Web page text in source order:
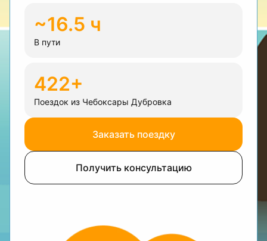
~16.5 ч
В пути
422+
Поездок из Чебоксары Дубровка
Заказать поездку
Получить консультацию